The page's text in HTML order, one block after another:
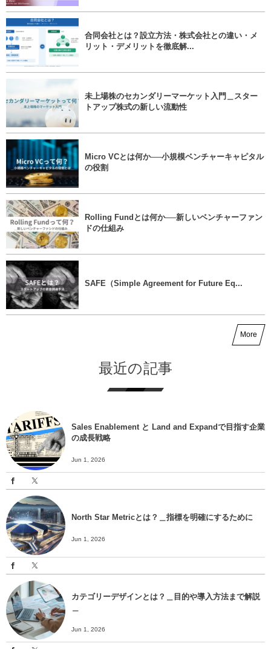
合同会社とは？設立方法・株式会社との違い・メ
リット・デメリットを徹底解...
未上場株のセカンダリーマーケット入門＿スター
トアップ株式の新しい流動性
Micro VCとは何か──小規模ベンチャーキャピタル
の役割
Rolling Fundとは何か──新しいベンチャーファン
ドの仕組み
SAFE（Simple Agreement for Future Eq...
More
最近の記事
Sales Enablement と Land and Expandで目指す企業
の成長戦略
Jun 1, 2026
North Star Metricとは？＿指標を明確にするために
Jun 1, 2026
カテゴリーデザインとは？＿目的や導入方法まで解説
Jun 1, 2026